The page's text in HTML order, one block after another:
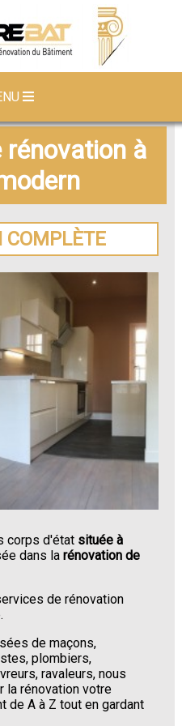
rénovation à
COMPLÈTE
corps d'état située à
dans larénovation de
de rénovation
de maçons,
plombiers,
ravaleurs, nous
la rénovation votre
de A à Z tout en gardant